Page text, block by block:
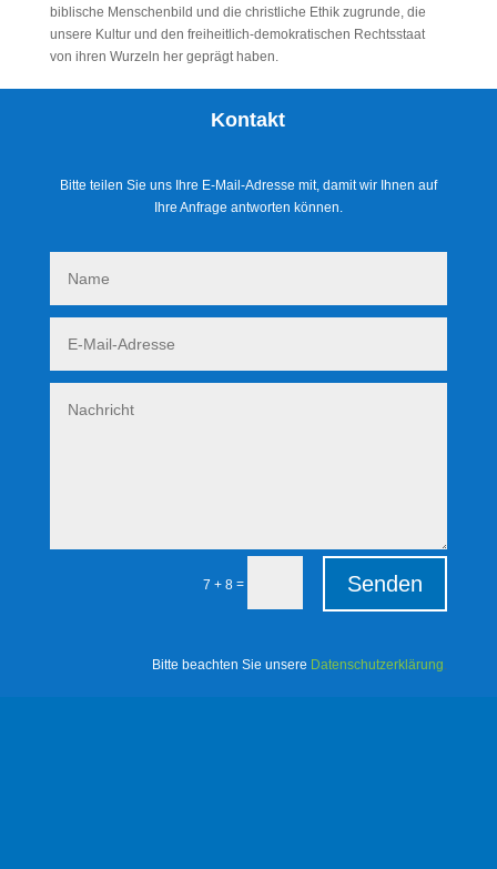
biblische Menschenbild und die christliche Ethik zugrunde, die
unsere Kultur und den freiheitlich-demokratischen Rechtsstaat
von ihren Wurzeln her geprägt haben.
Kontakt
Bitte teilen Sie uns Ihre E-Mail-Adresse mit, damit wir Ihnen auf
Ihre Anfrage antworten können.
7 + 8 = Senden
Bitte beachten Sie unsere Datenschutzerklärung.